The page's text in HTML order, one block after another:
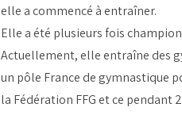
elle a commencé à entraîner.
Elle a été plusieurs fois
Actuellement, elle entraîne des
un pôle France de gymnastique
la Fédération FFG et ce pendant